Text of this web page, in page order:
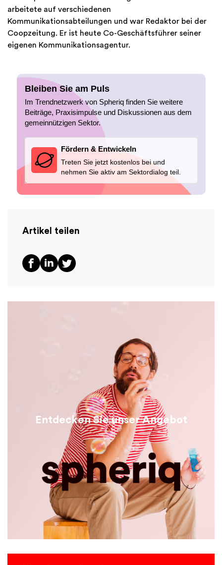
arbeitete auf verschiedenen
Kommunikationsabteilungen und war Redaktor bei der
Coopzeitung. Er ist heute Co-Geschäftsführer seiner
eigenen Kommunikationsagentur.
Bleiben Sie am Puls
Im Trendnetzwerk von Spheriq finden Sie weitere
Beiträge, Praxisimpulse und Diskussionen aus dem
gemeinnützigen Sektor.
Fördern & Entwickeln
Treten Sie jetzt kostenlos bei und
nehmen Sie aktiv am Sektordialog teil.
Artikel teilen
Entdecken Sie unser Angebot